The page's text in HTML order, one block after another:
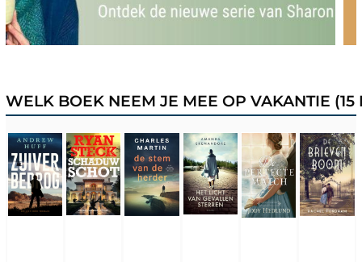
WELK BOEK NEEM JE MEE OP VAKANTIE (15